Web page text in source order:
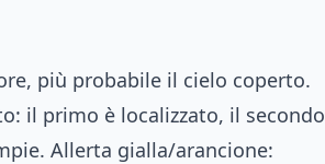
più probabile il cielo coperto.
il primo è localizzato, il secondo
Allerta gialla/arancione: